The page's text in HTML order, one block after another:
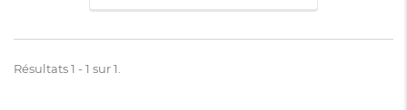
Résultats 1 - 1 sur 1.